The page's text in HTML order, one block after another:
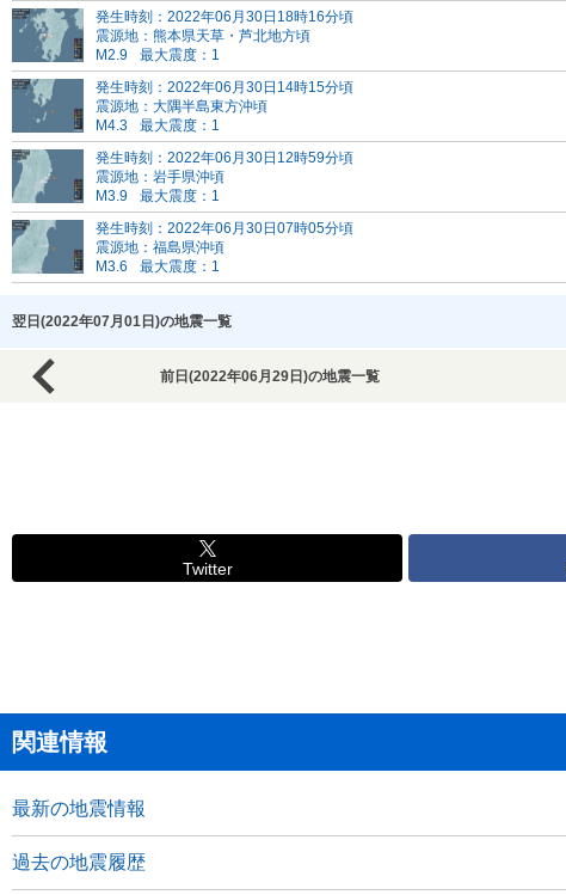
発生時刻：2022年06月30日18時16分頃
震源地：熊本県天草・芦北地方頃
M2.9
最大震度：1
発生時刻：2022年06月30日14時15分頃
震源地：大隅半島東方沖頃
M4.3
最大震度：1
発生時刻：2022年06月30日12時59分頃
震源地：岩手県沖頃
M3.9
最大震度：1
発生時刻：2022年06月30日07時05分頃
震源地：福島県沖頃
M3.6
最大震度：1
翌日(2022年07月01日)の地震一覧
前日(2022年06月29日)の地震一覧
Twitter
関連情報
最新の地震情報
過去の地震履歴